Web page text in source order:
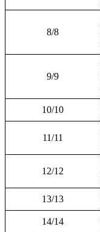
8/8
9/9
10/10
11/11
12/12
13/13
14/14